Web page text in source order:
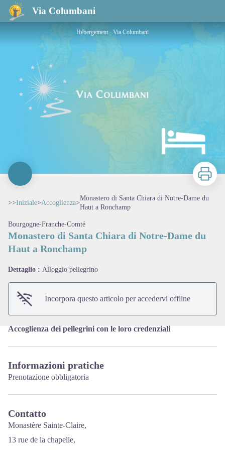
Via Columbani
Monastero di Santa Chiara di Notre-Dame du Haut a Ronchamp
Hébergement - Via Columbani
Stampa
>>Iniziale>Accoglienza>
Monastero di Santa Chiara di Notre-Dame du
Haut a Ronchamp
Bourgogne-Franche-Comté
Monastero di Santa Chiara di Notre-Dame du
Haut a Ronchamp
Dettaglio : Alloggio pellegrino
Incorpora questo articolo per accedervi offline
Accoglienza dei pellegrini con le loro credenziali
Informazioni pratiche
Prenotazione obbligatoria
Contatto
Monastère Sainte-Claire,
13 rue de la chapelle,